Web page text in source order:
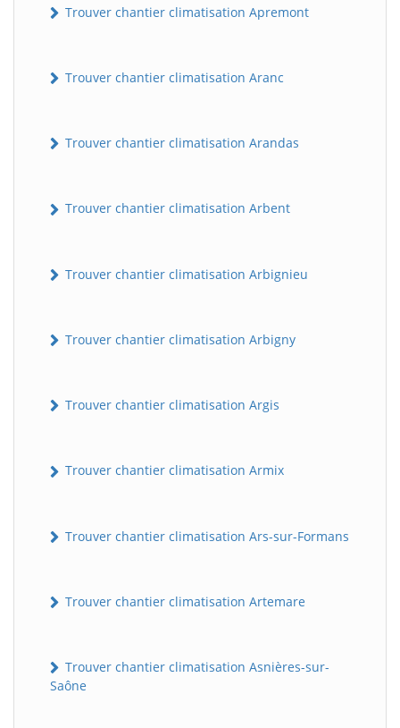
Trouver chantier climatisation Apremont
Trouver chantier climatisation Aranc
Trouver chantier climatisation Arandas
Trouver chantier climatisation Arbent
Trouver chantier climatisation Arbignieu
Trouver chantier climatisation Arbigny
Trouver chantier climatisation Argis
Trouver chantier climatisation Armix
Trouver chantier climatisation Ars-sur-Formans
Trouver chantier climatisation Artemare
Trouver chantier climatisation Asnières-sur-
Saône